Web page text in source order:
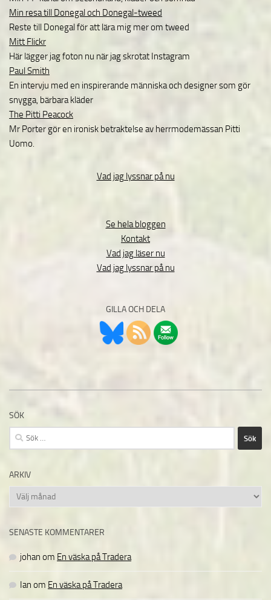
Min resa till Donegal och Donegal-tweed
Reste till Donegal för att lära mig mer om tweed
Mitt Flickr
Här lägger jag foton nu när jag skrotat Instagram
Paul Smith
En intervju med en inspirerande människa och designer som gör
snygga, bärbara kläder
The Pitti Peacock
Mr Porter gör en ironisk betraktelse av herrmodemässan Pitti
Uomo.
Vad jag lyssnar på nu
Se hela bloggen
Kontakt
Vad jag läser nu
Vad jag lyssnar på nu
GILLA OCH DELA
SÖK
Sök
efter:
ARKIV
Arkiv
SENASTE KOMMENTARER
johan om En väska på Tradera
Ian om En väska på Tradera